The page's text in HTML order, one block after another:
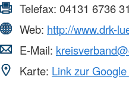
Telefax: 04131 6736 31
Web: http://www.drk-
E-Mail:
Karte: Link zur